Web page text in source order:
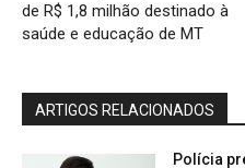
de R$ 1,8 milhão destinado à
saúde e educação de MT
ARTIGOS RELACIONADOS
Polícia